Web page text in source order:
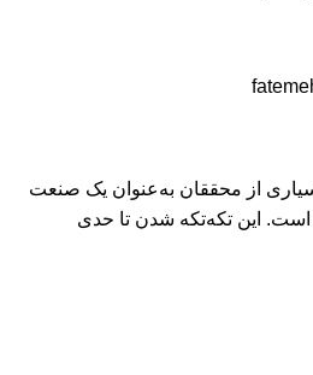
از محققان به‌عنوان یک صنعت
است. این تکه‌تکه شدن تا حدی